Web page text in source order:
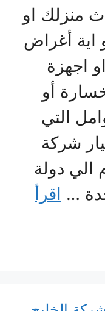
منزلك او
اية أغراض
اجهزة
أو
التي
شركة
الي دولة
… اقرأ